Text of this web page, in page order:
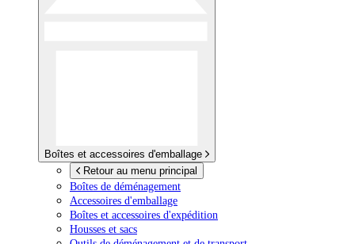
Boîtes et accessoires d'emballage
Retour au menu principal
Boîtes de déménagement
Accessoires d'emballage
Boîtes et accessoires d'expédition
Housses et sacs